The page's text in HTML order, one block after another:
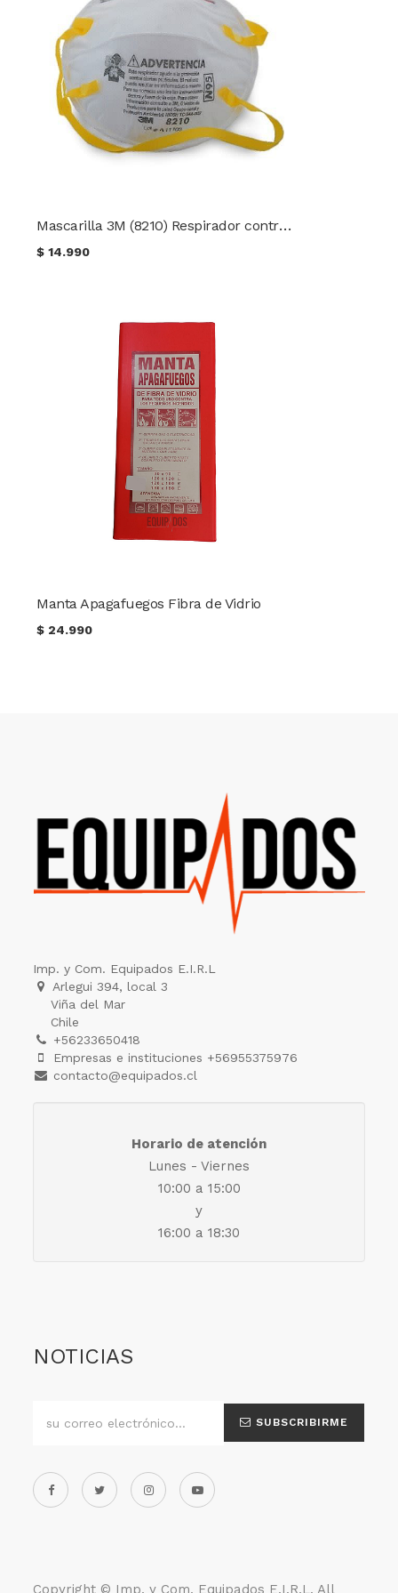
Mascarilla 3M (8210) Respirador contra partículas N95 (20 uds.)
$14.990
Manta Apagafuegos Fibra de Vidrio
$ 24.990
Imp. y Com. Equipados E.I.R.L
Arlegui 394, local 3
Viña del Mar
Chile
+56233650418
Empresas e instituciones +56955375976
contacto@equipados.cl
Horario de atención
Lunes - Viernes
10:00 a 15:00
y
16:00 a 18:30
NOTICIAS
SUBSCRIBIRME
Copyright © Imp. y Com. Equipados E.I.R.L . All